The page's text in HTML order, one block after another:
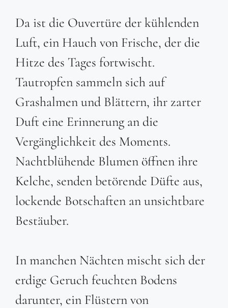
Da ist die Ouvertüre der kühlenden
Luft, ein Hauch von Frische, der die
Hitze des Tages fortwischt.
Tautropfen sammeln sich auf
Grashalmen und Blättern, ihr zarter
Duft eine Erinnerung an die
Vergänglichkeit des Moments.
Nachtblühende Blumen öffnen ihre
Kelche, senden betörende Düfte aus,
lockende Botschaften an unsichtbare
Bestäuber.
In manchen Nächten mischt sich der
erdige Geruch feuchten Bodens
darunter, ein Flüstern von